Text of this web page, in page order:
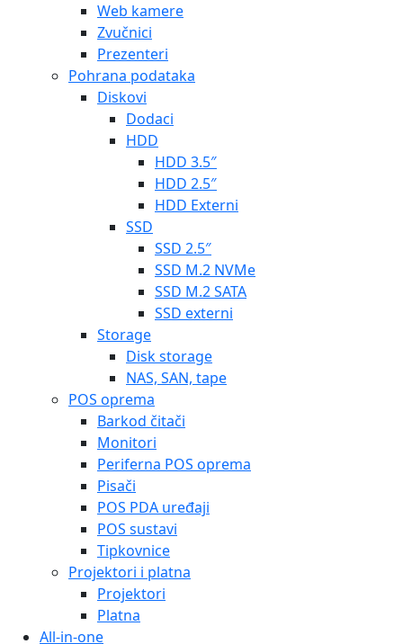
Web kamere
Zvučnici
Prezenteri
Pohrana podataka
Diskovi
Dodaci
HDD
HDD 3.5″
HDD 2.5″
HDD Externi
SSD
SSD 2.5″
SSD M.2 NVMe
SSD M.2 SATA
SSD externi
Storage
Disk storage
NAS, SAN, tape
POS oprema
Barkod čitači
Monitori
Periferna POS oprema
Pisači
POS PDA uređaji
POS sustavi
Tipkovnice
Projektori i platna
Projektori
Platna
All-in-one